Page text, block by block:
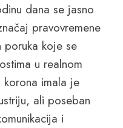
dana se jasno
pravovremene
poruka koje se
u realnom
korona imala je
ali poseban
i